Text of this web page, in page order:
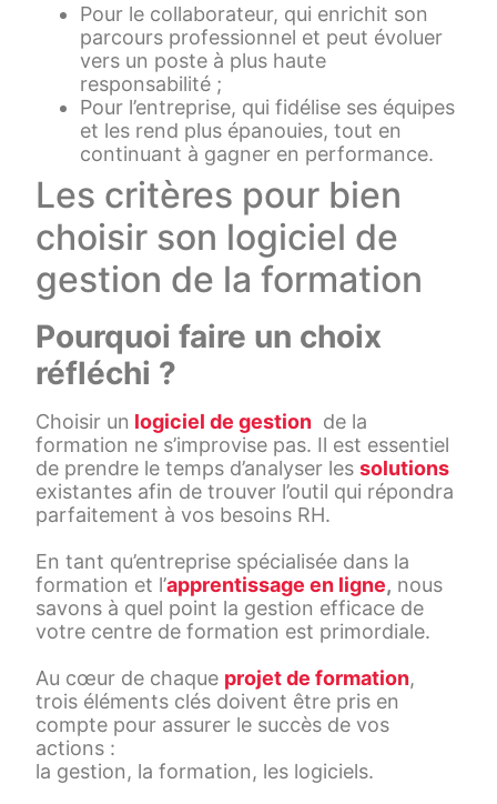
Pour le collaborateur, qui enrichit son
parcours professionnel et peut évoluer
vers un poste à plus haute
responsabilité ;
Pour l’entreprise, qui fidélise ses équipes
et les rend plus épanouies, tout en
continuant à gagner en performance.
Les critères pour bien
choisir son logiciel de
gestion de la formation
Pourquoi faire un choix
réfléchi ?
Choisir un logiciel de gestion de la
formation ne s’improvise pas. Il est essentiel
de prendre le temps d’analyser lessolutions
existantes afin de trouver l’outil qui répondra
parfaitement à vos besoins RH.
En tant qu’entreprise spécialisée dans la
formation et l’apprentissage en ligne, nous
savons à quel point la gestion efficace de
votre centre de formation est primordiale.
Au cœur de chaque projet de formation,
trois éléments clés doivent être pris en
compte pour assurer le succès de vos
actions :
la gestion, la formation, les logiciels.